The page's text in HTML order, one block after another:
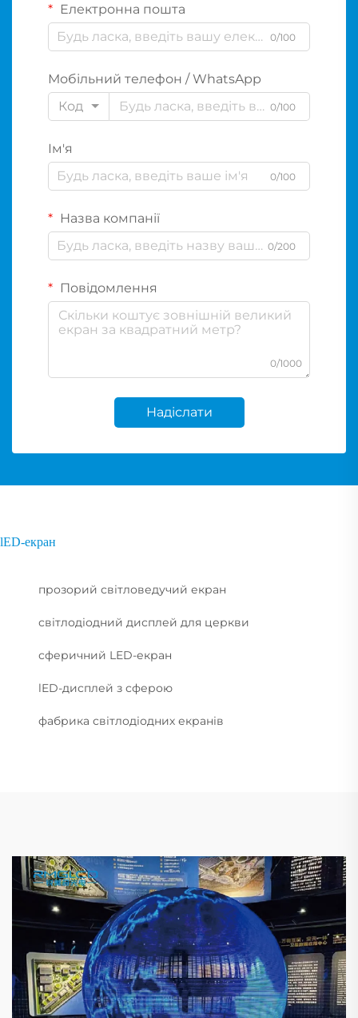
Електронна пошта
0/100
Мобільний телефон / WhatsApp
Код
0/100
Ім'я
0/100
Назва компанії
0/200
Повідомлення
0/1000
Надіслати
lED-екран
прозорий світловедучий екран
світлодіодний дисплей для церкви
сферичний LED-екран
lED-дисплей з сферою
фабрика світлодіодних екранів